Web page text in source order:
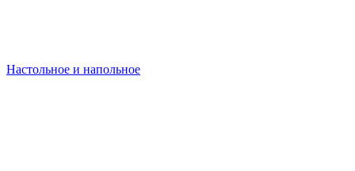
Настольное и напольное